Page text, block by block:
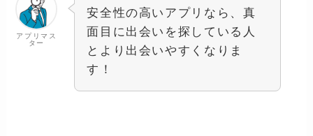
アプリマス
ター
安全性の高いアプリなら、真
面目に出会いを探している人
とより出会いやすくなりま
す！